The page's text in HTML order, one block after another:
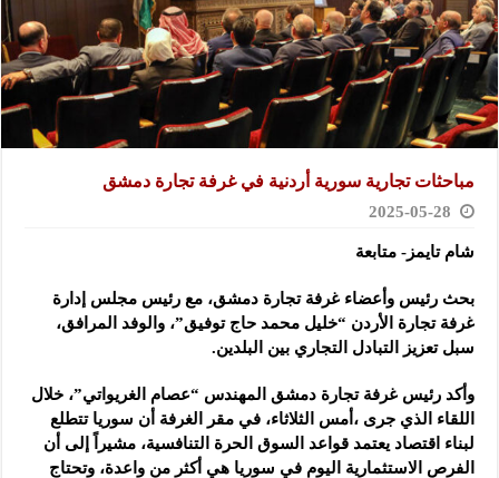
مباحثات تجارية سورية أردنية في غرفة تجارة دمشق
2025-05-28
شام تايمز- متابعة
بحث رئيس وأعضاء غرفة تجارة دمشق، مع رئيس مجلس إدارة
غرفة تجارة الأردن “خليل محمد حاج توفيق”، والوفد المرافق،
سبل تعزيز التبادل التجاري بين البلدين.
وأكد رئيس غرفة تجارة دمشق المهندس “عصام الغريواتي”، خلال
اللقاء الذي جرى ،أمس الثلاثاء، في مقر الغرفة أن سوريا تتطلع
لبناء اقتصاد يعتمد قواعد السوق الحرة التنافسية، مشيراً إلى أن
الفرص الاستثمارية اليوم في سوريا هي أكثر من واعدة، وتحتاج